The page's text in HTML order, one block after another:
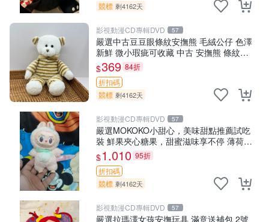
競標 剩4162天
影視動漫CD專輯DVD 57
嚴選中古豆豆眼條紋安撫熊 毛絨公仔 色澤
新鮮 微小瑕疵可收藏 中古 安撫熊 條紋公
仔
$369 84折
折扣碼
競標 剩4162天
影視動漫CD專輯DVD 57
嚴選MOKOKO小甜心，美味甜點推薦試吃
裝 鮮果夾心糖果，甜蜜滋味享不停 薄荷草
莓 奶油心 60粒 mini小甜心糖果，水果味
夾心零食裝 心形糖果 60
$1,010 95折
折扣碼
競標 剩4162天
影視動漫CD專輯DVD 57
嚴選拉瑪澤女孩安撫玩具 滿意送補包 2號